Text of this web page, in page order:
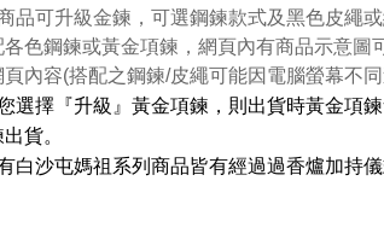
品可升級金鍊，可選鋼鍊款式及黑色皮繩或
各色鋼鍊或黃金項鍊，網頁內有商品示意
內容(搭配之鋼鍊/皮繩可能因電腦螢幕不
選擇『升級』黃金項鍊，則出貨時黃金項
貨。
白沙屯媽祖系列商品皆有經過過香爐加持